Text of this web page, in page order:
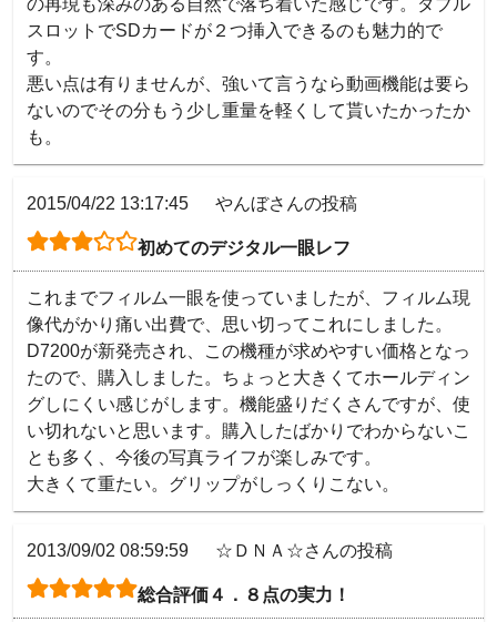
の再現も深みのある自然で落ち着いた感じです。ダブル
スロットでSDカードが２つ挿入できるのも魅力的で
す。
悪い点は有りませんが、強いて言うなら動画機能は要ら
ないのでその分もう少し重量を軽くして貰いたかったか
も。
2015/04/22 13:17:45 やんぼさんの投稿
初めてのデジタル一眼レフ
これまでフィルム一眼を使っていましたが、フィルム現
像代がかり痛い出費で、思い切ってこれにしました。
D7200が新発売され、この機種が求めやすい価格となっ
たので、購入しました。ちょっと大きくてホールディン
グしにくい感じがします。機能盛りだくさんですが、使
い切れないと思います。購入したばかりでわからないこ
とも多く、今後の写真ライフが楽しみです。
大きくて重たい。グリップがしっくりこない。
2013/09/02 08:59:59 ☆ＤＮＡ☆さんの投稿
総合評価４．８点の実力！